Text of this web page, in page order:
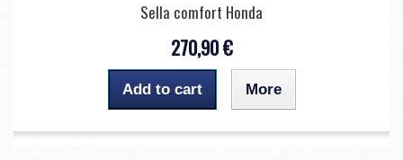
Sella comfort Honda
270,90 €
Add to cart More